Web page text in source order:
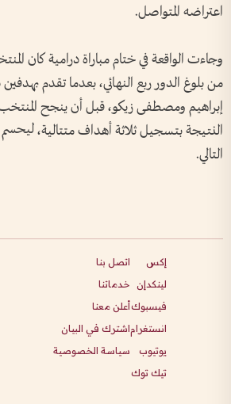
اعتراضه المتواصل.
وجاءت الواقعة في ختام مباراة درامية كان
من بلوغ الدور ربع النهائي، بعدما تقدم
إبراهيم ومصطفى زيكو، قبل أن ينجح
النتيجة بتسجيل ثلاثة أهداف متتالية، ليحسم
التالي.
إكس
لينكدإن
فيسبوك
انستغرام
يوتيوب
تيك توك
اتصل بنا
خدماتنا
أعلن معنا
اشترك في البيان
سياسة الخصوصية